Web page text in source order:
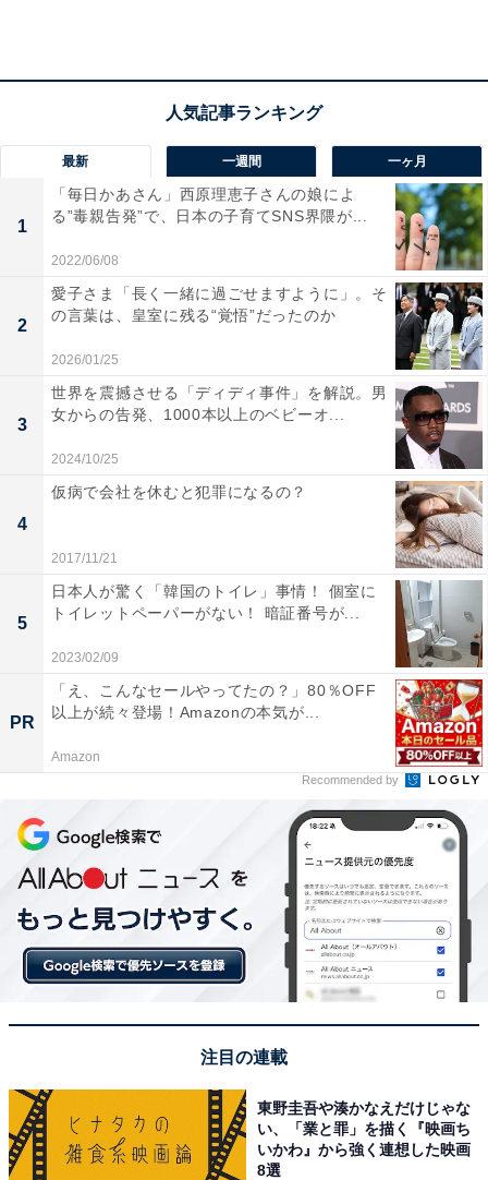
1位は歴史が息づくまち「松江市」
「松江市」は、県東部に位置する県庁所在地です。市内
には、公的機関や商業施設が充実。また、自動車道や国
道などが整備されているため利便性が良いです。市街地
の中心部には国宝「松江城」があります。
「街の幸福度ランキング」は、2019～2021年の回答者数
50名以上の自治体を対象として集計。幸福度の評点は、
非常に幸福だと思う場合を10点、非常に不幸だと思う場
合を1点とする10段階の回答平均を100点満点にするため
に10倍したものです。
＞3位までの全ランキング結果を見る
島根県の住みここちランキング！ 3位「雲南市」、2位
「出雲市」を抑えた1位は？
2位「島根県」を上回る1位は？
・
広島県の「街の幸福度」ランキング！ 3位「広島市佐伯
区」、2位「世羅郡世羅町」、1位は？
・
鳥取県の「街の幸福度」ランキング！ 3位「鳥取市」、2
位「境港市」、1位は？
【関連リンク】
・プレスリリース
最新 一週間 一ヶ月
1
「毎日かあさん」西原理恵子さんの娘によ
る”毒親告発”で、日本の子育てSNS界隈が...
2022/06/08
2
愛子さま「長く一緒に過ごせますように」。そ
の言葉は、皇室に残る“覚悟”だったのか
2026/01/25
3
世界を震撼させる「ディディ事件」を解説。男
女からの告発、1000本以上のベビーオ...
2024/10/25
4
仮病で会社を休むと犯罪になるの？
2017/11/21
5
日本人が驚く「韓国のトイレ」事情！ 個室に
トイレットペーパーがない！ 暗証番号が...
2023/02/09
PR
「え、こんなセールやってたの？」80％OFF
以上が続々登場！Amazonの本気が...
Amazon
Recommended by
注目の連載
東野圭吾や湊かなえだけじゃな
い、「業と罪」を描く『映画ち
いかわ』から強く連想した映画
8選